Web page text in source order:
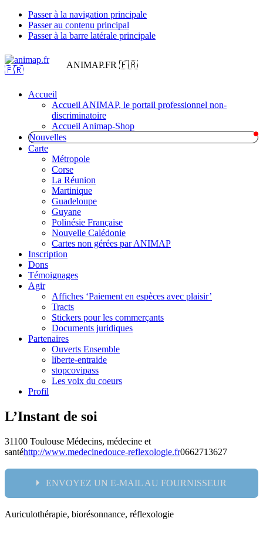
Passer à la navigation principale
Passer au contenu principal
Passer à la barre latérale principale
ANIMAP.FR 🇫🇷
Accueil
Accueil ANIMAP, le portail professionnel non-
discriminatoire
Accueil Animap-Shop
Nouvelles
Carte
Métropole
Corse
La Réunion
Martinique
Guadeloupe
Guyane
Polinésie Française
Nouvelle Calédonie
Cartes non gérées par ANIMAP
Inscription
Dons
Témoignages
Agir
Affiches ‘Paiement en espèces avec plaisir’
Tracts
Stickers pour les commerçants
Documents juridiques
Partenaires
Ouverts Ensemble
liberte-entraide
stopcovipass
Les voix du coeurs
Profil
L’Instant de soi
31100 Toulouse Médecins, médecine et
santéhttp://www.medecinedouce-reflexologie.fr0662713627
ENVOYEZ UN E-MAIL AU FOURNISSEUR
Nom:
Auriculothérapie, biorésonnance, réflexologie